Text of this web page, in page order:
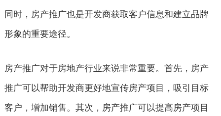
同时，房产推广也是开发商获取客户信息和建立品牌
形象的重要途径。
房产推广对于房地产行业来说非常重要。首先，房产
推广可以帮助开发商更好地宣传房产项目，吸引目标
客户，增加销售。其次，房产推广可以提高房产项目